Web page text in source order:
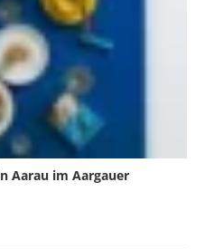
Aarau im Aargauer